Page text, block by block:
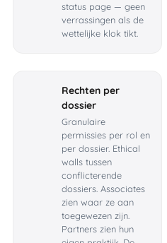
status page — geen
verrassingen als de
wettelijke klok tikt.
Rechten per
dossier
Granulaire
permissies per rol en
per dossier. Ethical
walls tussen
conflicterende
dossiers. Associates
zien waar ze aan
toegewezen zijn.
Partners zien hun